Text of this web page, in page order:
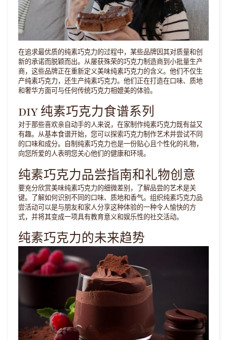
在追求最优质的纯素巧克力的过程中，某些品牌因其对质量和创
新的承诺而脱颖而出。从屡获殊荣的巧克力制造商到小批量生产
商，这些品牌正在重新定义美味纯素巧克力的含义。他们不仅生
产纯素巧克力，还生产纯素巧克力。他们正在打造在口味、质地
和奢华方面可与任何传统巧克力相媲美的体验。
DIY 纯素巧克力食谱系列
对于那些喜欢亲自动手的人来说，在家制作纯素巧克力既有益又
有趣。从基本食谱开始，您可以探索巧克力制作艺术并尝试不同
的口味和成分。自制纯素巧克力也是一份贴心且个性化的礼物，
向您所爱的人表明您关心他们的健康和环境。
纯素巧克力品尝指南和礼物创意
要充分欣赏美味纯素巧克力的细微差别，了解品尝的艺术是关
键。了解如何识别不同的口味、质地和香气。组织纯素巧克力品
尝活动可以是与朋友和家人分享这种体验的一种令人愉快的方
式，并将其变成一项具有教育意义和娱乐性的社交活动。
纯素巧克力的未来趋势